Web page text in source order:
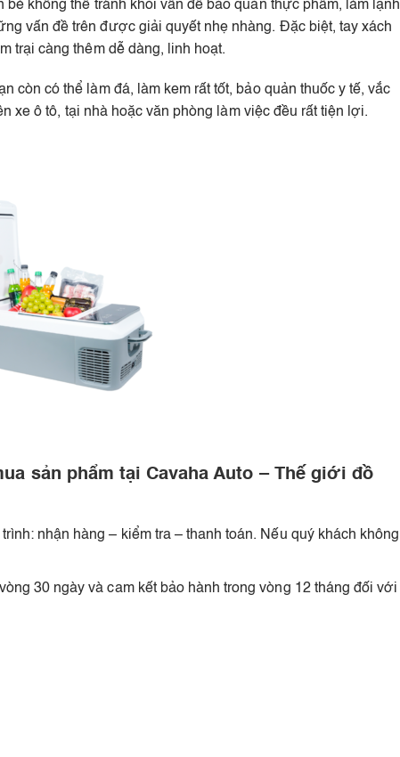
không thể tránh khỏi vấn đề bảo quản thực phẩm, làm lạnh
vấn đề trên được giải quyết nhẹ nhàng. Đặc biệt, tay xách
trại càng thêm dễ dàng, linh hoạt.
còn có thể làm đá, làm kem rất tốt, bảo quản thuốc y tế, vắc
xe ô tô, tại nhà hoặc văn phòng làm việc đều rất tiện lợi.
sản phẩm tại Cavaha Auto – Thế giới đồ
nhận hàng – kiểm tra – thanh toán. Nếu quý khách không
30 ngày và cam kết bảo hành trong vòng 12 tháng đối với